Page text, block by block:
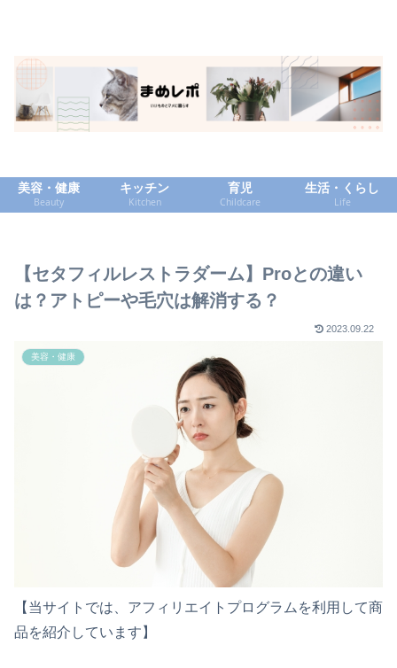
美容・健康
Beauty
キッチン
Kitchen
育児
Childcare
生活・くらし
Life
【セタフィルレストラダーム】Proとの違い
は？アトピーや毛穴は解消する？
2023.09.22
美容・健康
【当サイトでは、アフィリエイトプログラムを利用して商
品を紹介しています】